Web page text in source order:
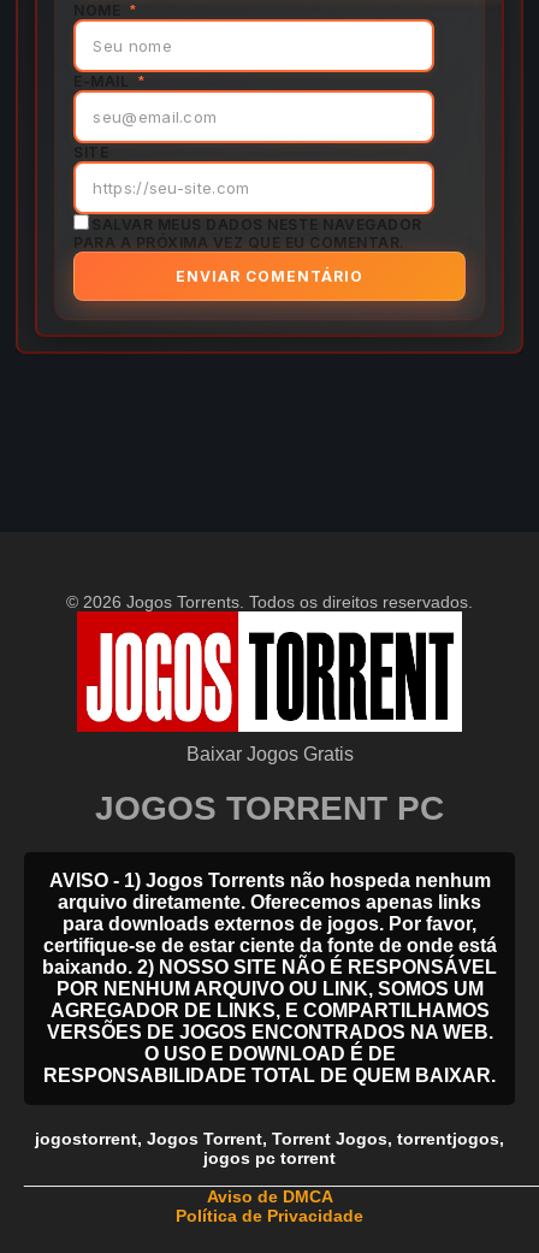
NOME *
E-MAIL *
SITE
SALVAR MEUS DADOS NESTE NAVEGADOR
PARA A PRÓXIMA VEZ QUE EU COMENTAR.
© 2026 Jogos Torrents. Todos os direitos reservados.
Baixar Jogos Gratis
JOGOS TORRENT PC
AVISO - 1) Jogos Torrents não hospeda nenhum
arquivo diretamente. Oferecemos apenas links
para downloads externos de jogos. Por favor,
certifique-se de estar ciente da fonte de onde está
baixando. 2) NOSSO SITE NÃO É RESPONSÁVEL
POR NENHUM ARQUIVO OU LINK, SOMOS UM
AGREGADOR DE LINKS, E COMPARTILHAMOS
VERSÕES DE JOGOS ENCONTRADOS NA WEB.
O USO E DOWNLOAD É DE
RESPONSABILIDADE TOTAL DE QUEM BAIXAR.
jogostorrent, Jogos Torrent, Torrent Jogos, torrentjogos,
jogos pc torrent
Aviso de DMCA
Política de Privacidade